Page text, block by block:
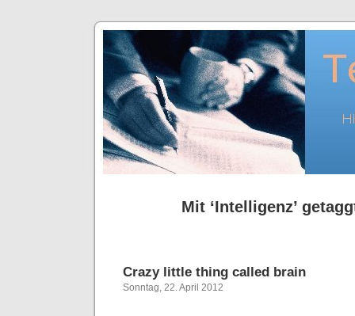
Mit ‘Intelligenz’
Crazy little thing called brain
Sonntag, 22. April 2012